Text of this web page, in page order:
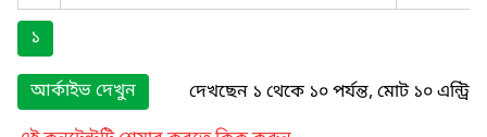
১
আর্কাইভ দেখুন
দেখছেন ১ থেকে ১০ পর্যন্ত, মোট ১০ এন্ট্রি